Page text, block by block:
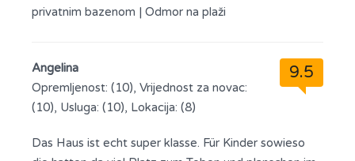
privatnim bazenom | Odmor na plaži
9.5
Angelina
Opremljenost: (10), Vrijednost za novac:
(10), Usluga: (10), Lokacija: (8)
Das Haus ist echt super klasse. Für Kinder sowieso